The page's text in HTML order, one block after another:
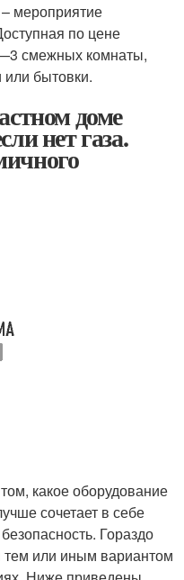
мероприятие
по цене
смежных комнаты,
или бытовки.
доме
нет газа.
какое оборудование
сочетает в себе
Гораздо
тем или иным вариантом